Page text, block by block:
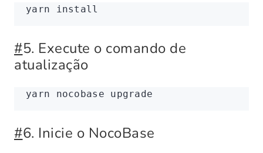
yarn install
#5. Execute o comando de
atualização
yarn nocobase upgrade
#6. Inicie o NocoBase